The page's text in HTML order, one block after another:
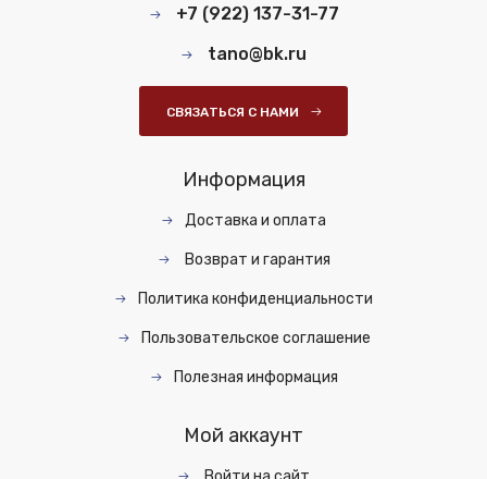
+7 (922) 137-31-77
tano@bk.ru
СВЯЗАТЬСЯ С НАМИ
Информация
Доставка и оплата
Возврат и гарантия
Политика конфиденциальности
Пользовательское соглашение
Полезная информация
Мой аккаунт